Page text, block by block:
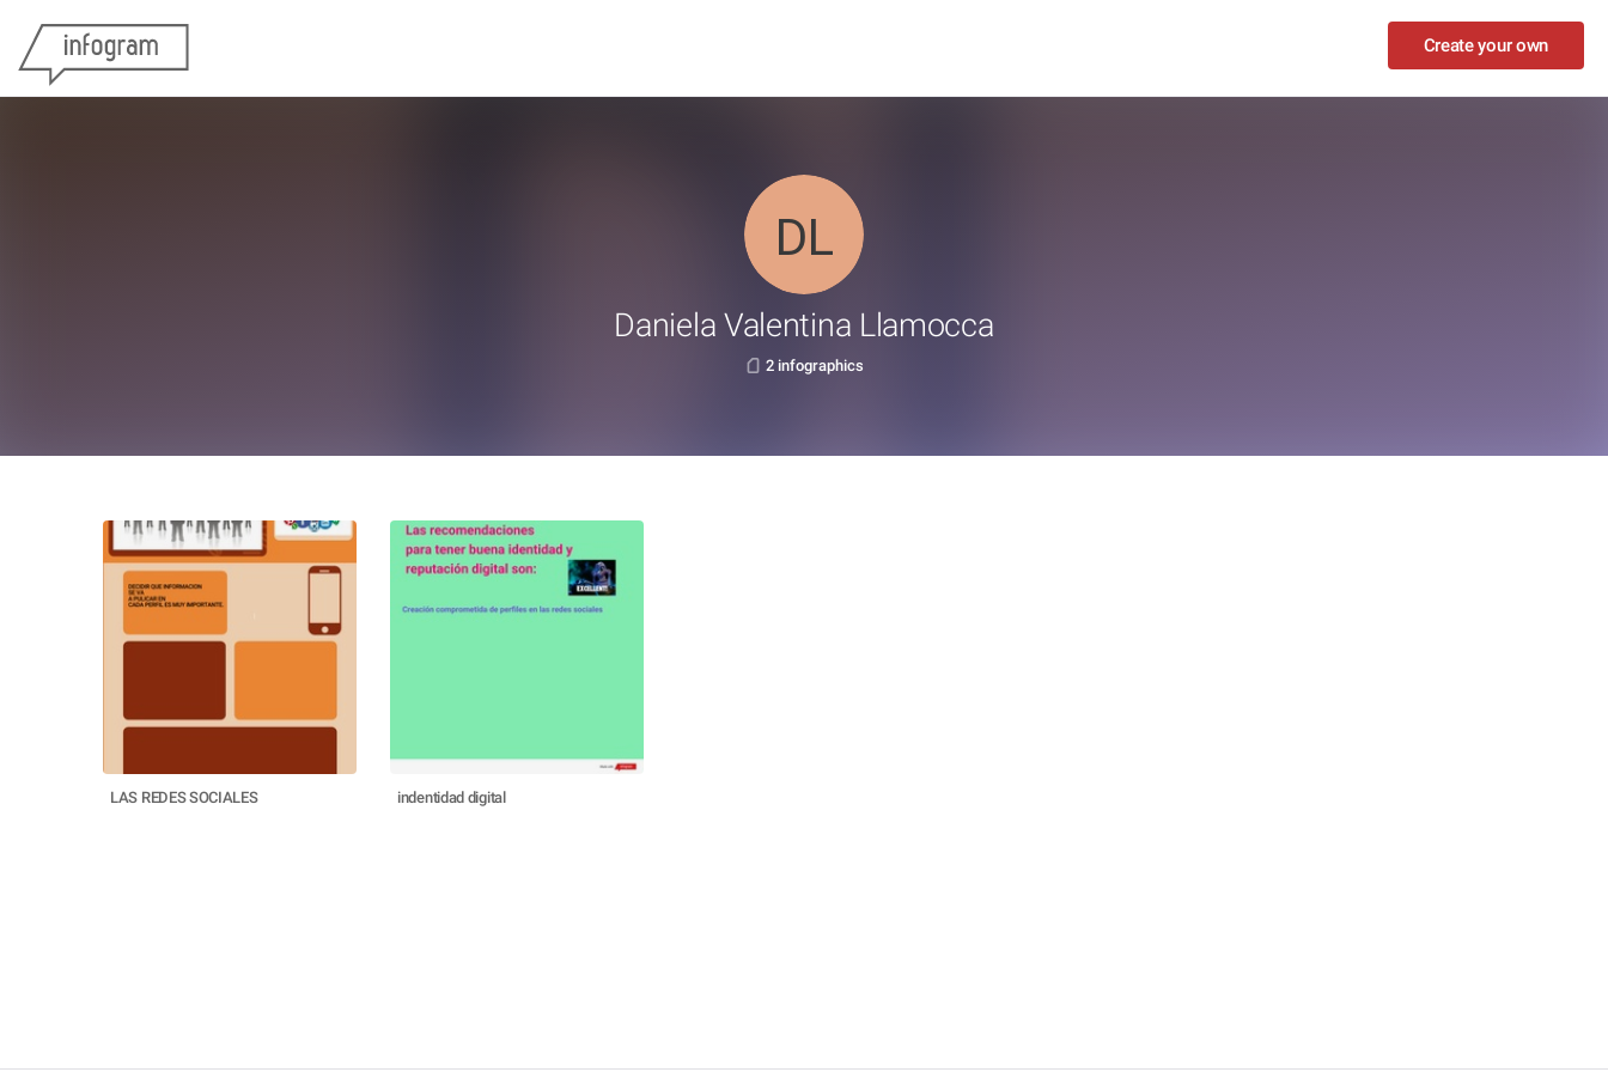
Create your own
Daniela Valentina Llamocca
2 infographics
LAS REDES SOCIALES indentidad digital